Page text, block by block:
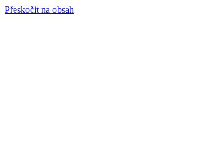
Přeskočit na obsah